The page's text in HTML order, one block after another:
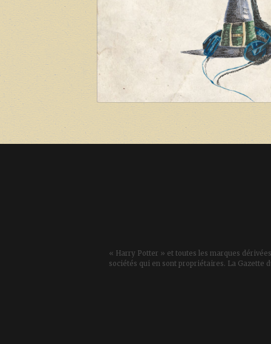
« Harry Potter » et toutes les marques
sociétés qui en sont propriétaires. La Gazette